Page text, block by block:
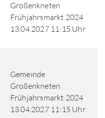
Großenkneten
Frühjahrsmarkt 2024
13.04.2027 11:15 Uhr
Gemeinde
Großenkneten
Frühjahrsmarkt 2024
13.04.2027 11:15 Uhr